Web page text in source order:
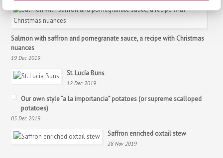
Salmon with saffron and pomegranate sauce, a recipe with Christmas
nuances
19 Dec 2019
St. Lucía Buns
12 Dec 2019
Our own style “a la importancia” potatoes (or supreme scalloped
potatoes)
05 Dec 2019
Saffron enriched oxtail stew
28 Nov 2019